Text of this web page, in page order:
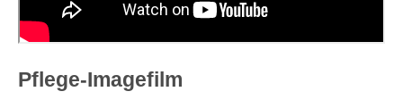
Pflege-Imagefilm